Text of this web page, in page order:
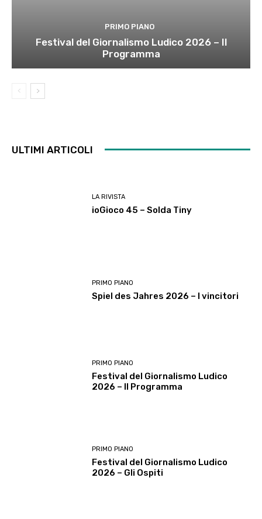
PRIMO PIANO
Festival del Giornalismo Ludico 2026 – Il
Programma
ULTIMI ARTICOLI
LA RIVISTA
ioGioco 45 – Solda Tiny
PRIMO PIANO
Spiel des Jahres 2026 – I vincitori
PRIMO PIANO
Festival del Giornalismo Ludico
2026 – Il Programma
PRIMO PIANO
Festival del Giornalismo Ludico
2026 – Gli Ospiti